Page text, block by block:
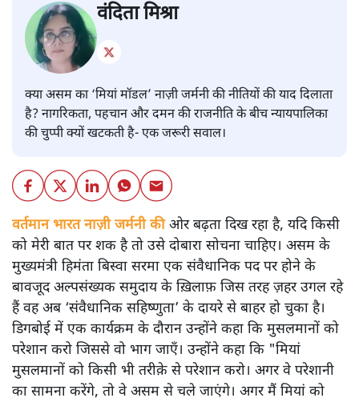
वंदिता मिश्रा
क्या असम का ‘मियां मॉडल’ नाज़ी जर्मनी की नीतियों की याद दिलाता
है? नागरिकता, पहचान और दमन की राजनीति के बीच न्यायपालिका
की चुप्पी क्यों खटकती है- एक जरूरी सवाल।
वर्तमान भारत नाज़ी जर्मनी कीओर बढ़ता दिख रहा है, यदि किसी
को मेरी बात पर शक है तो उसे दोबारा सोचना चाहिए। असम के
मुख्यमंत्री हिमंता बिस्वा सरमा एक संवैधानिक पद पर होने के
बावजूद अल्पसंख्यक समुदाय के ख़िलाफ़ जिस तरह ज़हर उगल रहे
हैं वह अब ‘संवैधानिक सहिष्णुता’ के दायरे से बाहर हो चुका है।
डिगबोई में एक कार्यक्रम के दौरान उन्होंने कहा कि मुसलमानों को
परेशान करो जिससे वो भाग जाएँ। उन्होंने कहा कि "मियां
मुसलमानों को किसी भी तरीक़े से परेशान करो। अगर वे परेशानी
का सामना करेंगे, तो वे असम से चले जाएंगे। अगर मैं मियां को